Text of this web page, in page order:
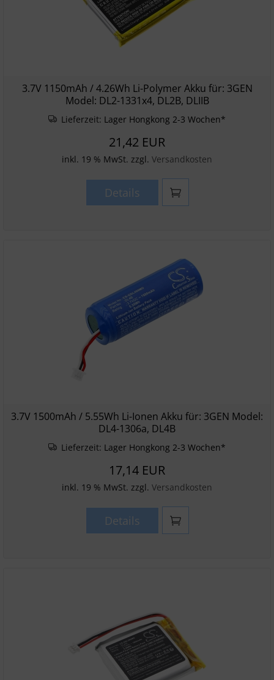
3.7V 1150mAh / 4.26Wh Li-Polymer Akku für: 3GEN
Model: DL2-1331x4, DL2B, DLIIB
Lieferzeit: Lager Hongkong 2-3 Wochen*
21,42 EUR
inkl. 19 % MwSt. zzgl. Versandkosten
Details
3.7V 1500mAh / 5.55Wh Li-Ionen Akku für: 3GEN Model:
DL4-1306a, DL4B
Lieferzeit: Lager Hongkong 2-3 Wochen*
17,14 EUR
inkl. 19 % MwSt. zzgl. Versandkosten
Details